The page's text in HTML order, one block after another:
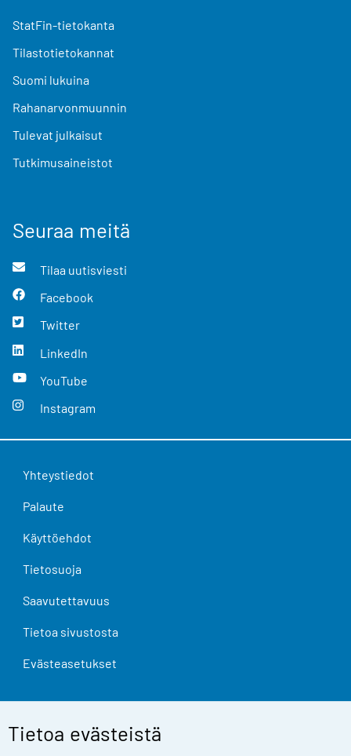
Tietoa evästeistä
StatFin-tietokanta
Tilastotietokannat
Suomi lukuina
Rahanarvonmuunnin
Tulevat julkaisut
Tutkimusaineistot
Seuraa meitä
Tilaa uutisviesti
Facebook
Twitter
LinkedIn
YouTube
Instagram
Yhteystiedot
Palaute
Käyttöehdot
Tietosuoja
Saavutettavuus
Tietoa sivustosta
Evästeasetukset